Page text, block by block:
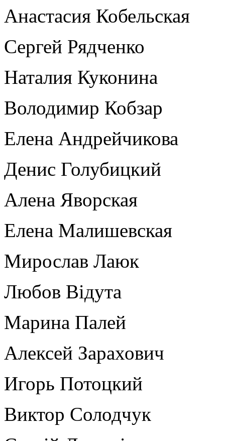
Анастасия Кобельская
Сергей Рядченко
Наталия Куконина
Володимир Кобзар
Елена Андрейчикова
Денис Голубицкий
Алена Яворская
Елена Малишевская
Мирослав Лаюк
Любов Відута
Марина Палей
Алексей Зарахович
Игорь Потоцкий
Виктор Солодчук